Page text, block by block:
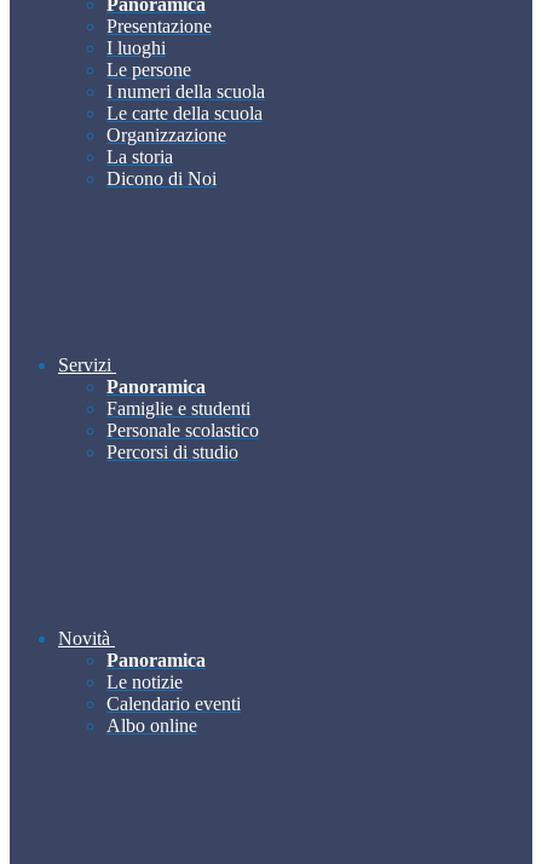
Panoramica
Presentazione
I luoghi
Le persone
I numeri della scuola
Le carte della scuola
Organizzazione
La storia
Dicono di Noi
Servizi
Panoramica
Famiglie e studenti
Personale scolastico
Percorsi di studio
Novità
Panoramica
Le notizie
Calendario eventi
Albo online